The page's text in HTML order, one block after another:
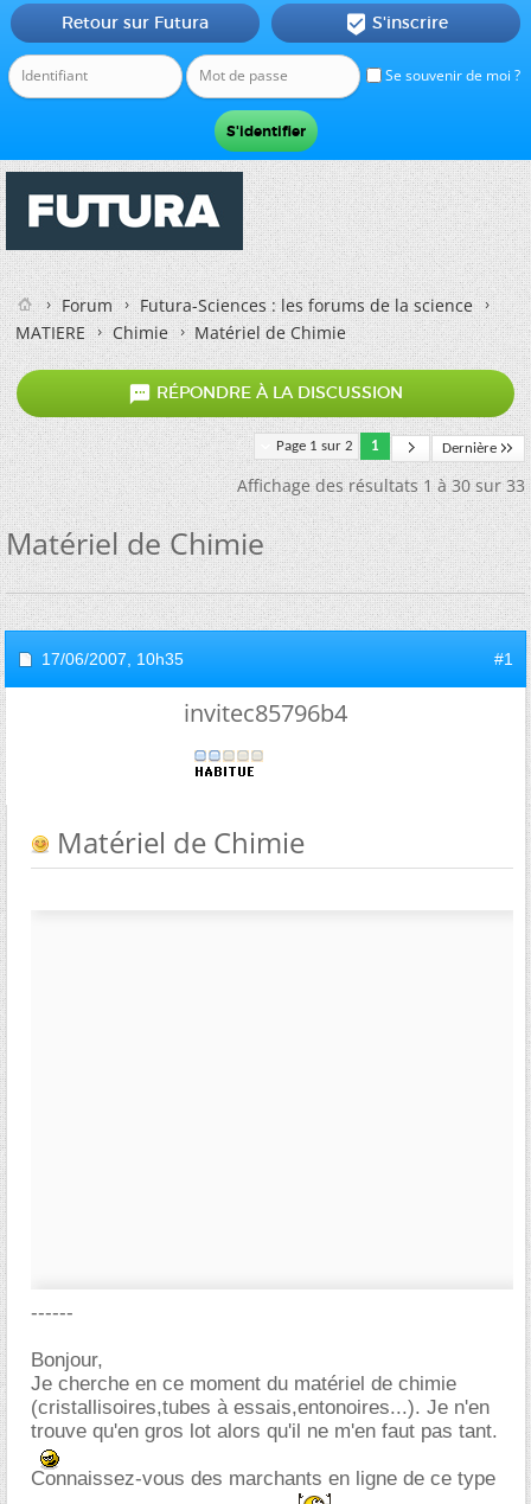
Se souvenir de moi ?
Retour sur Futura  S'inscrire
Forum
Futura-Sciences : les forums de la science
MATIERE
Chimie Matériel de Chimie
 RÉPONDRE À LA DISCUSSION
Page 1 sur 2 1 Dernière
Affichage des résultats 1 à 30 sur 33
Matériel de Chimie
17/06/2007, 10h35 #1
invitec85796b4
Matériel de Chimie
------
Bonjour,
Je cherche en ce moment du matériel de chimie
(cristallisoires,tubes à essais,entonoires...). Je n'en
trouve qu'en gros lot alors qu'il ne m'en faut pas tant.
Connaissez-vous des marchants en ligne de ce type